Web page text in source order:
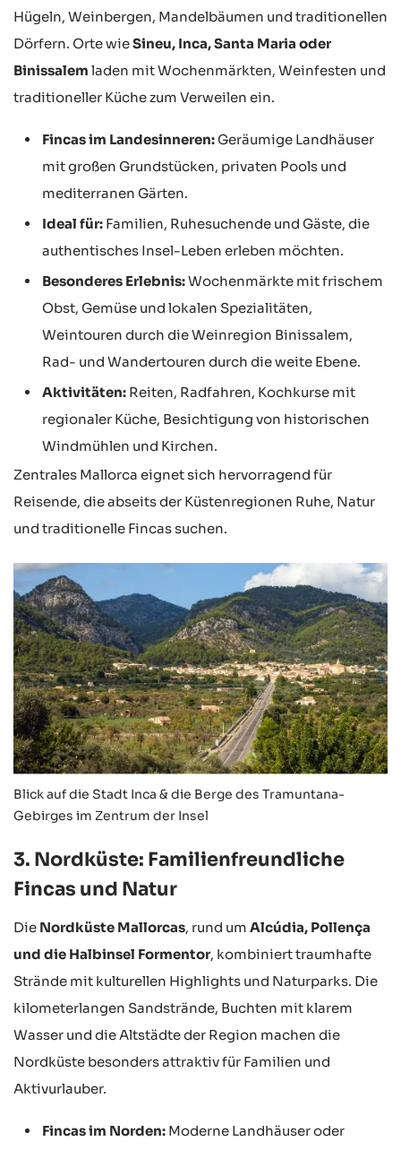
Hügeln, Weinbergen, Mandelbäumen und traditionellen
Dörfern. Orte wieSineu, Inca, Santa Maria oder
Binissalem laden mit Wochenmärkten, Weinfesten und
traditioneller Küche zum Verweilen ein.
Fincas im Landesinneren:Geräumige Landhäuser
mit großen Grundstücken, privaten Pools und
mediterranen Gärten.
Ideal für: Familien, Ruhesuchende und Gäste, die
authentisches Insel-Leben erleben möchten.
Besonderes Erlebnis:Wochenmärkte mit frischem
Obst, Gemüse und lokalen Spezialitäten,
Weintouren durch die Weinregion Binissalem,
Rad- und Wandertouren durch die weite Ebene.
Aktivitäten: Reiten, Radfahren, Kochkurse mit
regionaler Küche, Besichtigung von historischen
Windmühlen und Kirchen.
Zentrales Mallorca eignet sich hervorragend für
Reisende, die abseits der Küstenregionen Ruhe, Natur
und traditionelle Fincas suchen.
Blick auf die Stadt Inca & die Berge des Tramuntana-
Gebirges im Zentrum der Insel
3. Nordküste: Familienfreundliche
Fincas und Natur
Die Nordküste Mallorcas, rund um Alcúdia, Pollença
und die Halbinsel Formentor, kombiniert traumhafte
Strände mit kulturellen Highlights und Naturparks. Die
kilometerlangen Sandstrände, Buchten mit klarem
Wasser und die Altstädte der Region machen die
Nordküste besonders attraktiv für Familien und
Aktivurlauber.
Fincas im Norden: Moderne Landhäuser oder